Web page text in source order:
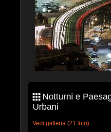
Notturni e
Urbani
Vedi galleria (21 foto)